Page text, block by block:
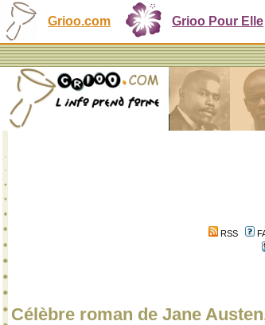
Grioo.com Grioo Pour Elle
RSS
Célèbre roman de Jane